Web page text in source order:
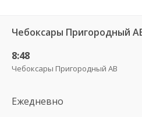
8:48
Чебоксары Пригородный АВ
Ежедневно